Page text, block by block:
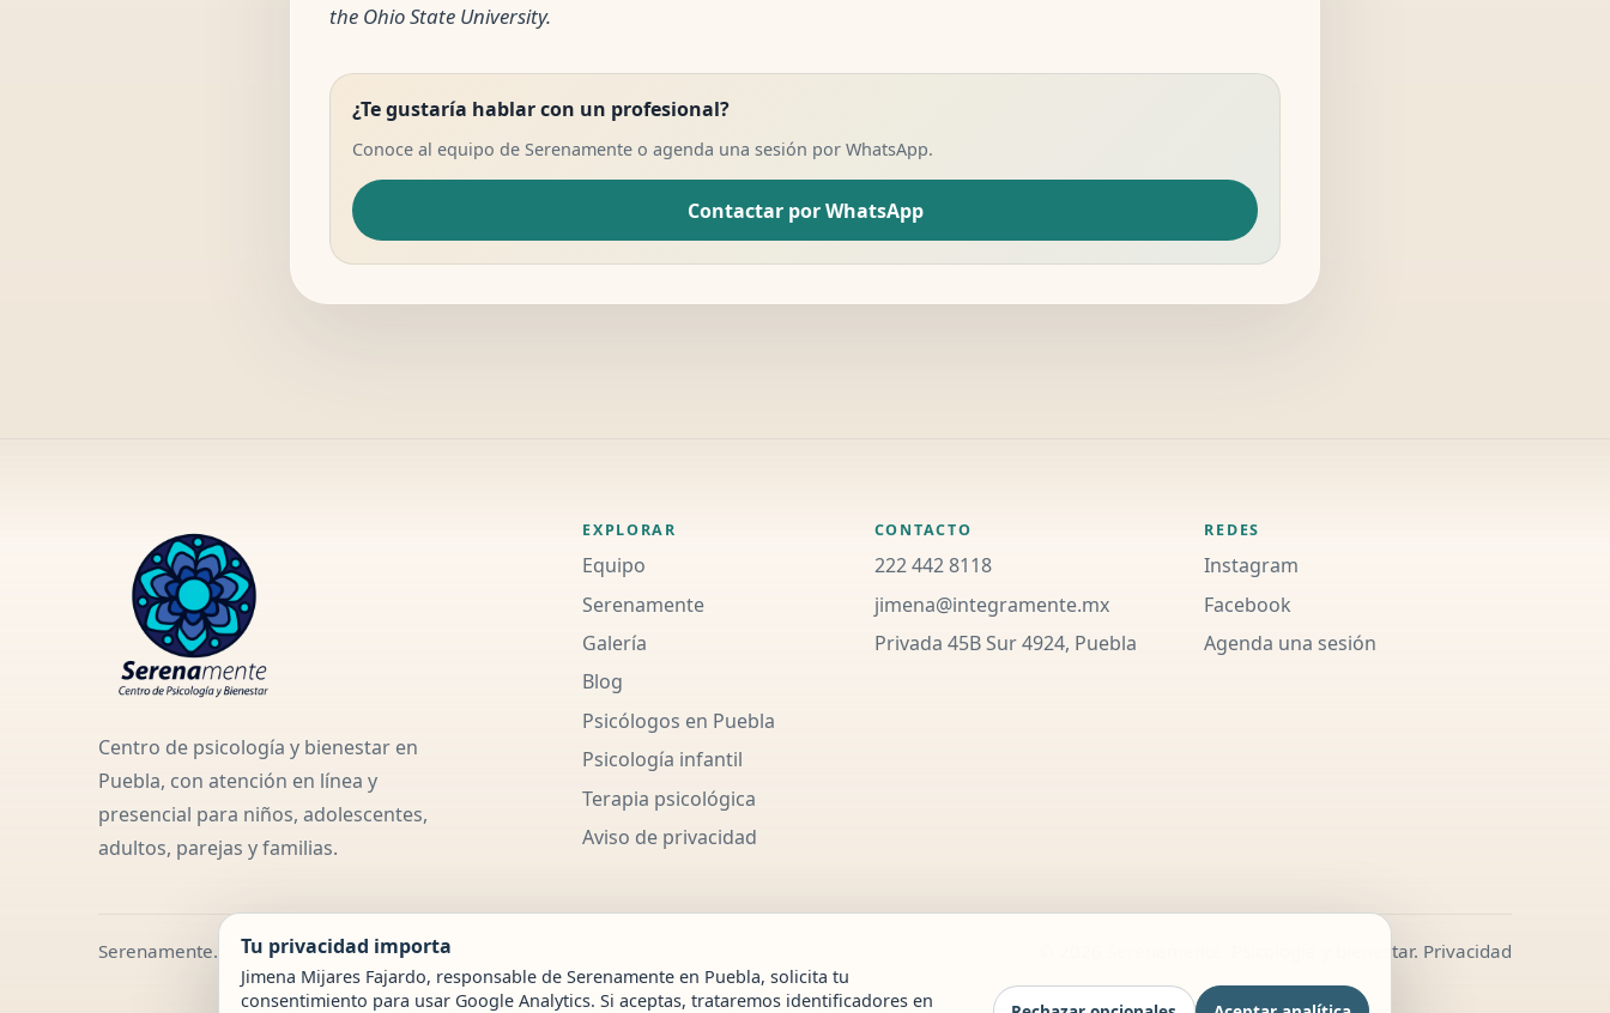
the Ohio State University.
¿Te gustaría hablar con un profesional?
Conoce al equipo de Serenamente o agenda una sesión por WhatsApp.
Contactar por WhatsApp
Centro de psicología y bienestar en
Puebla, con atención en línea y
presencial para niños, adolescentes,
adultos, parejas y familias.
EXPLORAR
Equipo
Serenamente
Galería
Blog
Psicólogos en Puebla
Psicología infantil
Terapia psicológica
Aviso de privacidad
CONTACTO
222 442 8118
jimena@integramente.mx
Privada 45B Sur 4924, Puebla
REDES
Instagram
Facebook
Agenda una sesión
Serenamente. © 2026 Serenamente. Psicología y bienestar. Privacidad
Tu privacidad importa
Jimena Mijares Fajardo, responsable de Serenamente en Puebla, solicita tu
consentimiento para usar Google Analytics. Si aceptas, trataremos identificadores en